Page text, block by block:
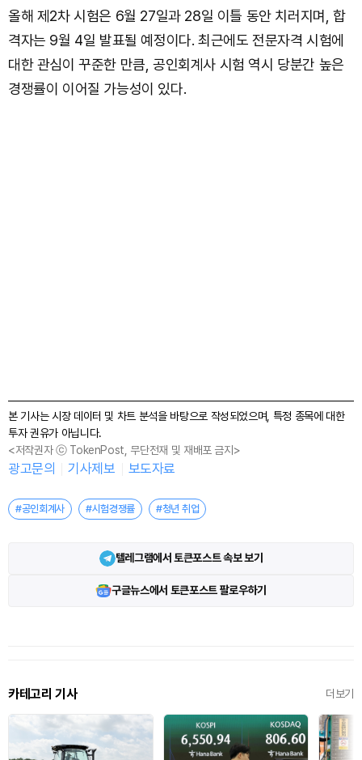
올해 제2차 시험은 6월 27일과 28일 이틀 동안 치러지며, 합
격자는 9월 4일 발표될 예정이다. 최근에도 전문자격 시험에
대한 관심이 꾸준한 만큼, 공인회계사 시험 역시 당분간 높은
경쟁률이 이어질 가능성이 있다.
본 기사는 시장 데이터 및 차트 분석을 바탕으로 작성되었으며, 특정 종목에 대한
투자 권유가 아닙니다.
<저작권자 ⓒ TokenPost, 무단전재 및 재배포 금지>
광고문의 기사제보 보도자료
#공인회계사 #시험경쟁률 #청년 취업
텔레그램에서 토큰포스트 속보 보기
구글뉴스에서 토큰포스트 팔로우하기
카테고리 기사 더보기